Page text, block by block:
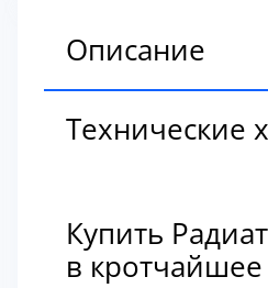
Описание
Технические
Купить
в